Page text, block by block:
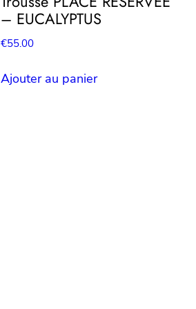
– EUCALYPTUS
€55.00
Ajouter au panier